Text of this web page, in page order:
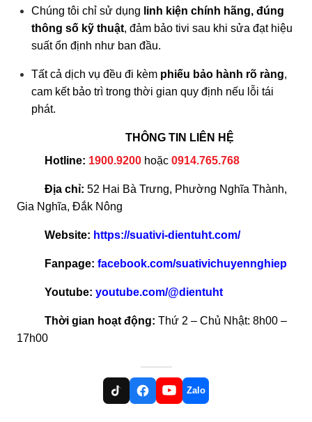
Chúng tôi chỉ sử dụng linh kiện chính hãng, đúng
thông số kỹ thuật, đảm bảo tivi sau khi sửa đạt hiệu
suất ổn định như ban đầu.
Tất cả dịch vụ đều đi kèm phiếu bảo hành rõ ràng,
cam kết bảo trì trong thời gian quy định nếu lỗi tái
phát.
THÔNG TIN LIÊN HỆ
Hotline: 1900.9200 hoặc 0914.765.768
Địa chỉ: 52 Hai Bà Trưng, Phường Nghĩa Thành,
Gia Nghĩa, Đắk Nông
Website: https://suativi-dientuht.com/
Fanpage: facebook.com/suativichuyennghiep
Youtube: youtube.com/@dientuht
Thời gian hoạt động: Thứ 2 – Chủ Nhật: 8h00 –
17h00
Zalo